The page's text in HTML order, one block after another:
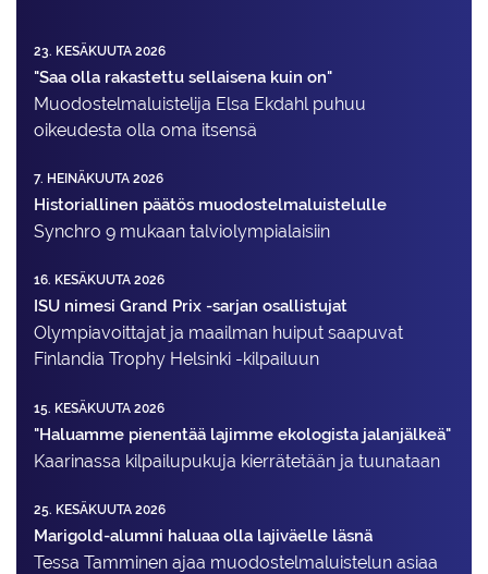
23. KESÄKUUTA 2026
"Saa olla rakastettu sellaisena kuin on"
Muodostelma­luistelija Elsa Ekdahl puhuu
oikeudesta olla oma itsensä
7. HEINÄKUUTA 2026
Historiallinen päätös muodostelmaluistelulle
Synchro 9 mukaan talviolympialaisiin
16. KESÄKUUTA 2026
ISU nimesi Grand Prix -sarjan osallistujat
Olympiavoittajat ja maailman huiput saapuvat
Finlandia Trophy Helsinki -kilpailuun
15. KESÄKUUTA 2026
"Haluamme pienentää lajimme ekologista jalanjälkeä"
Kaarinassa kilpailupukuja kierrätetään ja tuunataan
25. KESÄKUUTA 2026
Marigold-alumni haluaa olla lajiväelle läsnä
Tessa Tamminen ajaa muodostelma­luistelun asiaa